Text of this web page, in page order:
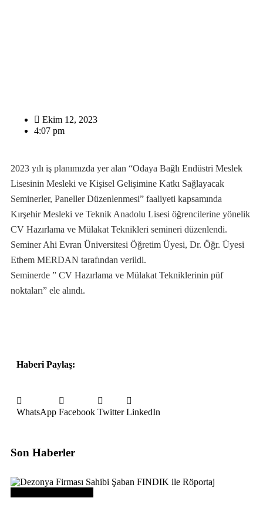
Ekim 12, 2023
4:07 pm
2023 yılı iş planımızda yer alan “Odaya Bağlı Endüstri Meslek
Lisesinin Mesleki ve Kişisel Gelişimine Katkı Sağlayacak
Seminerler, Paneller Düzenlenmesi” faaliyeti kapsamında
Kırşehir Mesleki ve Teknik Anadolu Lisesi öğrencilerine yönelik
CV Hazırlama ve Mülakat Teknikleri semineri düzenlendi.
Seminer Ahi Evran Üniversitesi Öğretim Üyesi, Dr. Öğr. Üyesi
Ethem MERDAN tarafından verildi.
Seminerde ” CV Hazırlama ve Mülakat Tekniklerinin püf
noktaları” ele alındı.
Haberi Paylaş:
WhatsApp Facebook Twitter LinkedIn
Son Haberler